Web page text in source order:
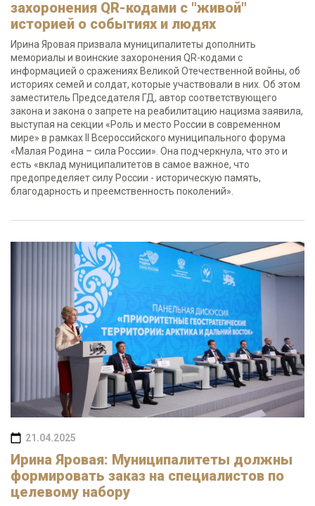
захоронения QR-кодами с "живой"
историей о событиях и людях
Ирина Яровая призвала муниципалитеты дополнить
мемориалы и воинские захоронения QR-кодами с
информацией о сражениях Великой Отечественной войны, об
историях семей и солдат, которые участвовали в них. Об этом
заместитель Председателя ГД, автор соответствующего
закона и закона о запрете на реабилитацию нацизма заявила,
выступая на секции «Роль и место России в современном
мире» в рамках II Всероссийского муниципального форума
«Малая Родина – сила России». Она подчеркнула, что это и
есть «вклад муниципалитетов в самое важное, что
предопределяет силу России - историческую память,
благодарность и преемственность поколений».
21.04.2025
Ирина Яровая: Муниципалитеты должны
формировать заказ на специалистов по
целевому набору